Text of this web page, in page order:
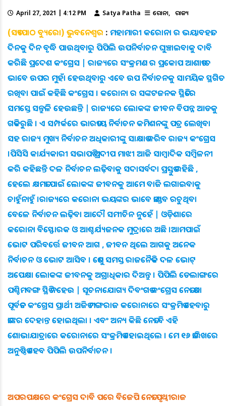
April 27, 2021 | 4:12 PM Satya Patha କରୋନା ରାଜ୍ୟ
(ସତ୍ୟପାଠ ବ୍ୟୁରୋ) ଭୁବନେଶ୍ୱର : ମହାମାରୀ କରୋନା ର ଭୟାବହତା
ଦିନକୁ ଦିନ ବୃଦ୍ଧି ପାଉଥିବାରୁ ପିପିଲି ଉପନିର୍ବାଚନ ଘୁଞ୍ଚାଇବାକୁ ଦାବି
କରିଛି ପ୍ରଦେଶ କଂଗ୍ରେସ | ରାଜ୍ୟରେ ସଂକ୍ରମଣ ର ପ୍ରକୋପ ଆଶାତୀତ
ଭାବେ ଉପର ମୁହାଁ ହେଉଥିବାରୁ ଏବେ ଉପ ନିର୍ବାଚନକୁ ସାମୟିକ ସ୍ଥଗିତ
ରଖିବା ପାଇଁ କହିଛି କଂଗ୍ରେସ । କରୋନା ର ସଙ୍କଟଜନକ ସ୍ଥିତିରେ
ସମସ୍ତେ ସନ୍ତୁଳି ହେଉଛନ୍ତି | ରାଜ୍ୟରେ ଲୋକଙ୍କ ଜୀବନ ବିପନ୍ନ ଆଡକୁ
ଗତିକରୁଛି । ଏ ସମ୍ପର୍କରେ ଭାରତୀୟ ନିର୍ବାଚନ କମିଶନଙ୍କୁ ପତ୍ର ଲେଖିବା
ସହ ରାଜ୍ୟ ମୁଖ୍ୟ ନିର୍ବାଚନ ଅଧିକାରୀଙ୍କୁ ସାକ୍ଷାତ କରିବ ରାଜ୍ୟ କଂଗ୍ରେସ
।ପିସିସି କାର୍ଯ୍ୟକାରୀ ସଭାପତି ପ୍ରଦୀପ ମାଝୀ ଆଜି ସାମ୍ବାଦିକ ସମ୍ବିଳନୀ
କରି କହିଛନ୍ତି ଦଳ ନିର୍ବାଚନ ଲଢ଼ିବାକୁ ସଦାସର୍ବଦା ପ୍ରସ୍ତୁତ ରହିଛି ,
ହେଲେ କ୍ଷମତା ପାଇଁ ଲୋକଙ୍କ ଜୀବନକୁ ଆମେ ବାଜି ଲଗାଇବାକୁ
ଚାହୁଁନାହୁଁ ।ରାଜ୍ୟରେ କରୋନା ଭୟଙ୍କର ଭାବେ ତାଣ୍ଡବ ରଚୁଥିବା
ବେଳେ ନିର୍ବାଚନ ଲଢ଼ିବା ଆଦୌ ସମୀଚିନ ନୁହେଁ | ଓଡ଼ିଶାରେ
କରୋନା ବିସ୍ଫୋରକ ଓ ଆଶ୍ଚର୍ଯ୍ୟଜନକ ମୁଦ୍ରାରେ ଅଛି ।ଆମପାଇଁ
ଭୋଟ ପରିବର୍ତ୍ତେ ଜୀବନ ଆଗ , ଜୀବନ ଥିଲେ ଆଗକୁ ଅନେକ
ନିର୍ବାଚନ ଓ ଭୋଟ ଆସିବ । ତେଣୁ ସମସ୍ତ ରାଜନୈତିକ ଦଳ ଭୋଟ୍
ଅପେକ୍ଷା ଲୋକଙ୍କ ଜୀବନକୁ ଅଗ୍ରାଧିକାର ଦିଅନ୍ତୁ । ପିପିଲି ଡେଲାଙ୍ଗରେ
ପଶ୍ଚିମବଙ୍ଗ ସ୍ଥିତି ନହେଉ | ସୂଚନାଯୋଗ୍ୟ ଦିବଂଗତ କଂଗ୍ରେସ ନେତା ତଥା
ପୂର୍ବତନ କଂଗ୍ରେସ ପ୍ରାର୍ଥୀ ଅଜିତ ମଙ୍ଗରାଜ କରୋନାରେ ସଂକ୍ରମିତ ହେବାରୁ
ତାଙ୍କର ଦେହାନ୍ତ ହୋଇଥିଲା । ଏବଂ ଅନ୍ୟ କିଛି ନେତା ବି ଏହି
ଶୋଭାଯାତ୍ରାରେ କରୋନାରେ ସଂକ୍ରମିତ ହୋଇଥିଲେ । ମେ ୧୬ ତାରିଖରେ
ଅନୁଷ୍ଠିତ ହେବ ପିପିଲି ଉପନିର୍ବାଚନ ।
ଅପରପକ୍ଷରେ କଂଗ୍ରେସ ଦାବି ପରେ ବିଜେପି ନେତା ପୃଥ୍ୱୀରାଜ